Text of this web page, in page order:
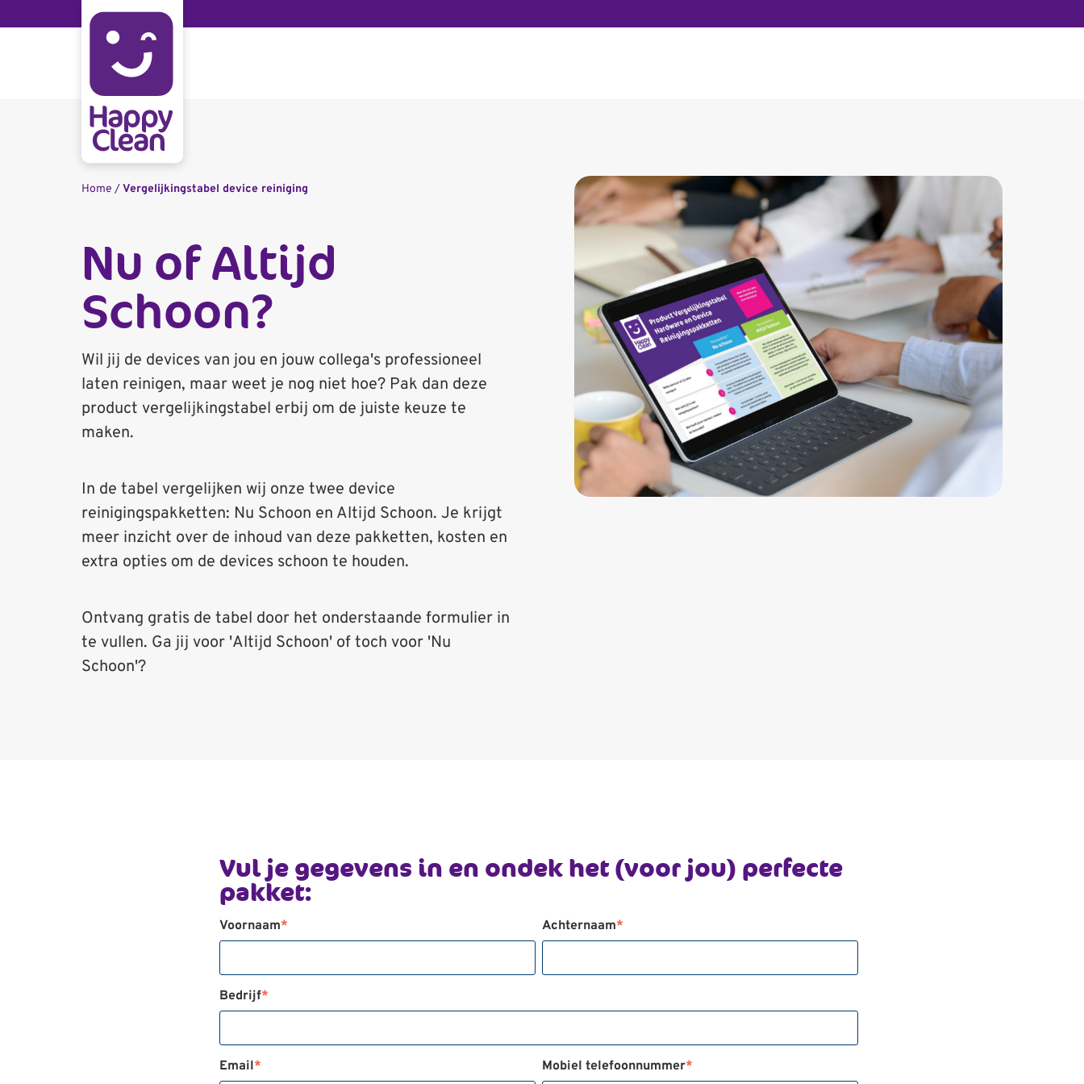
Home /Vergelijkingstabel device reiniging
Nu of Altijd
Schoon?
Wil jij de devices van jou en jouw collega's professioneel
laten reinigen, maar weet je nog niet hoe? Pak dan deze
product vergelijkingstabel erbij om de juiste keuze te
maken.
In de tabel vergelijken wij onze twee device
reinigingspakketten: Nu Schoon en Altijd Schoon. Je krijgt
meer inzicht over de inhoud van deze pakketten, kosten en
extra opties om de devices schoon te houden.
Ontvang gratis de tabel door het onderstaande formulier in
te vullen. Ga jij voor 'Altijd Schoon' of toch voor 'Nu
Schoon'?
Vul je gegevens in en ondek het (voor jou) perfecte
pakket:
Voornaam* Achternaam*
Bedrijf*
Email* Mobiel telefoonnummer*